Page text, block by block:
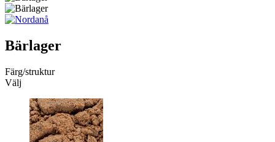
Bärlager
Färg/struktur
Välj